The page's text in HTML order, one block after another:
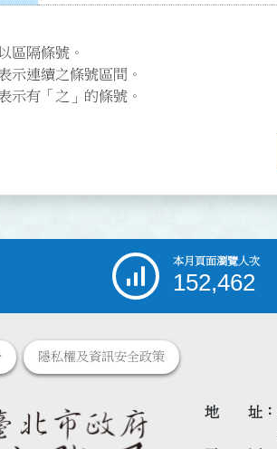
隔條號。
連續之條號區間。
有「之」的條號。
本月頁面瀏覽人次
152,462
隱私權及資訊安全政策
地 址